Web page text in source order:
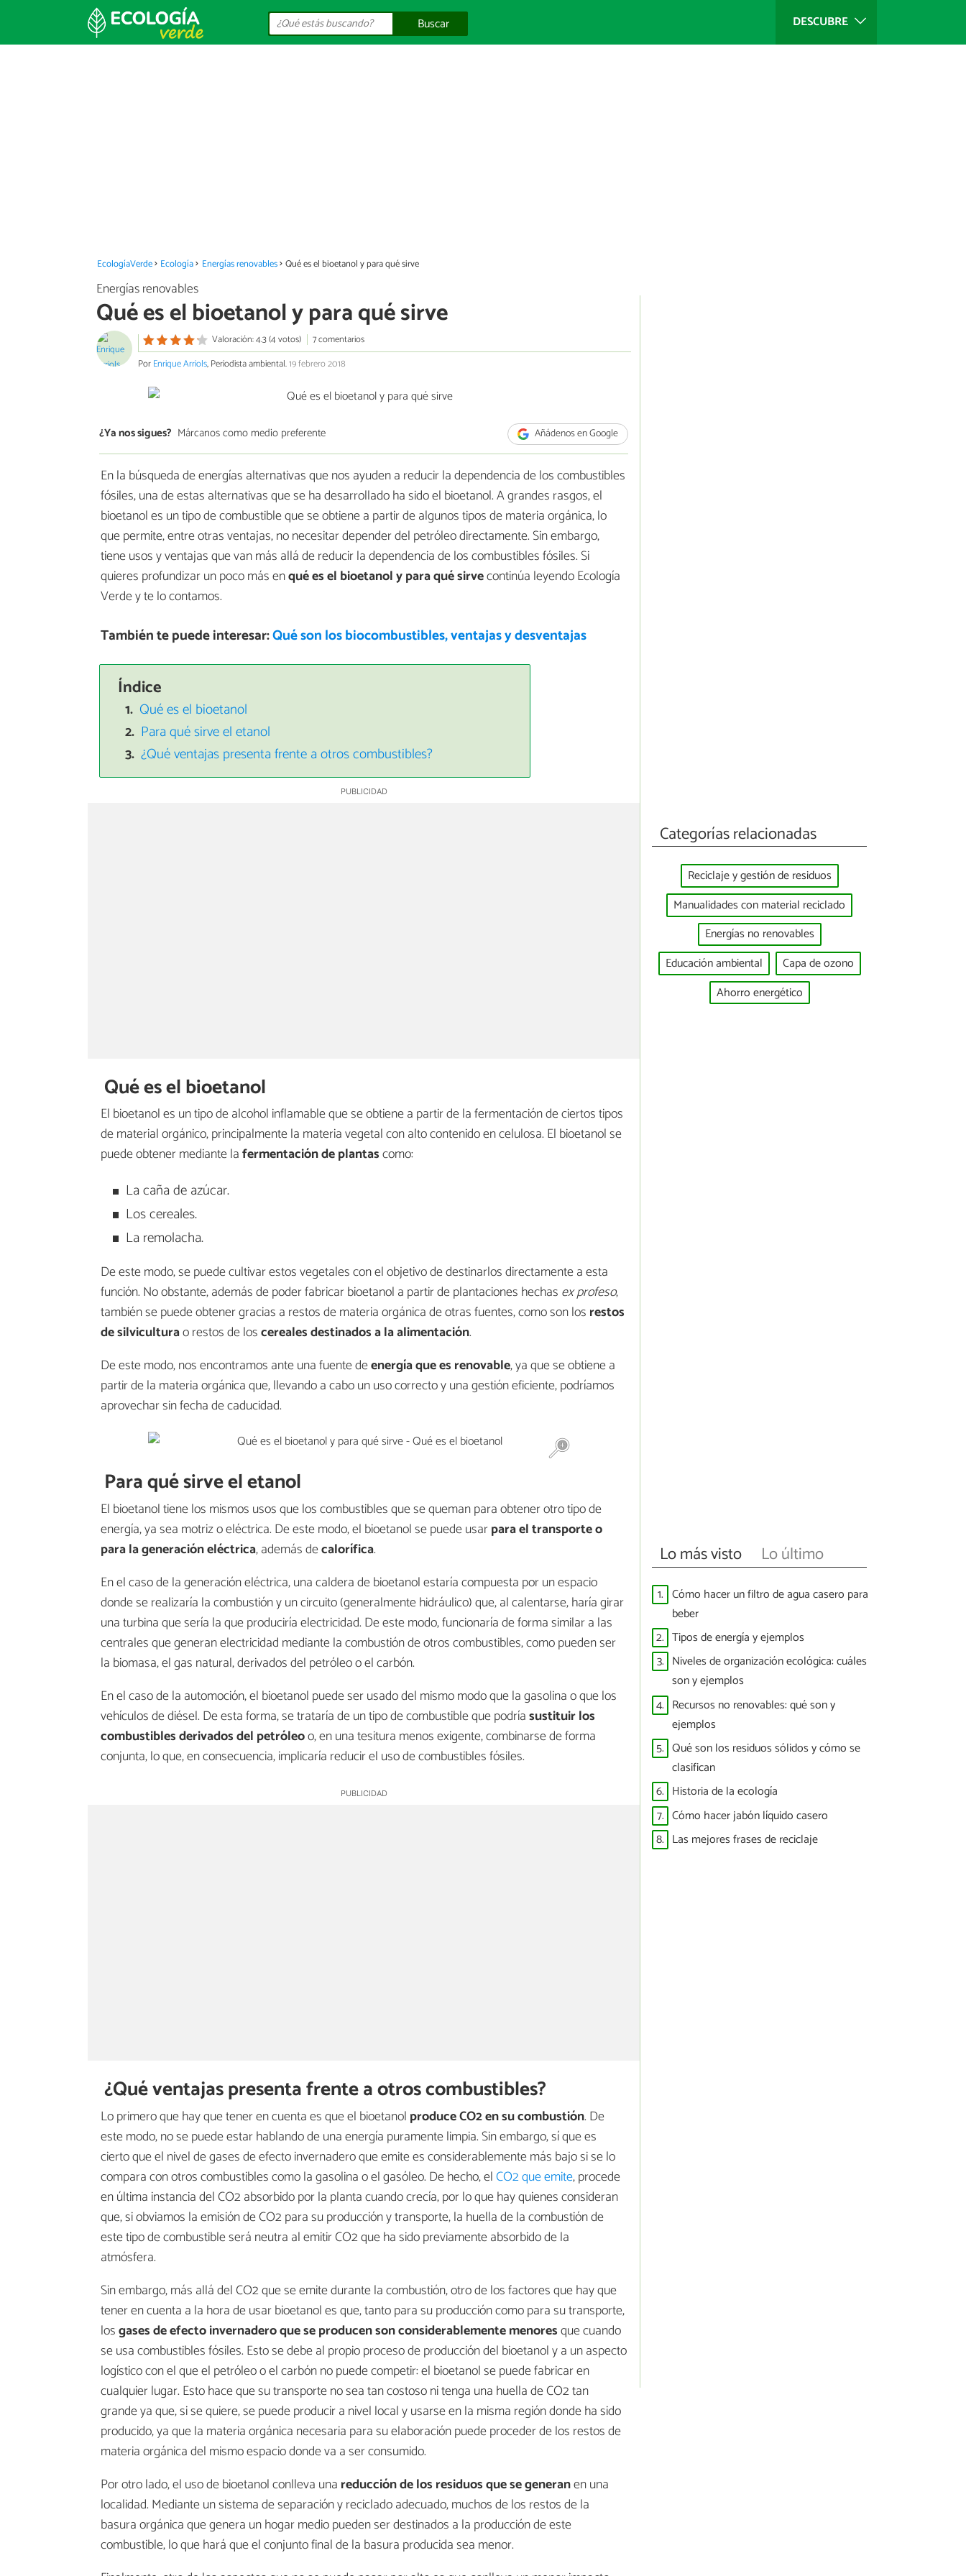
DESCUBRE
Buscar
EcologíaVerde Ecología Energías renovables Qué es el bioetanol y para qué sirve
Energías renovables
Qué es el bioetanol y para qué sirve
Valoración: 4.3 (4 votos)
7 comentarios
PorEnrique Arriols, Periodista ambiental.19 febrero 2018
¿Ya nos sigues? Márcanos como medio preferente Añádenos en Google
En la búsqueda de energías alternativas que nos ayuden a reducir la dependencia de los combustibles
fósiles, una de estas alternativas que se ha desarrollado ha sido el bioetanol. A grandes rasgos, el
bioetanol es un tipo de combustible que se obtiene a partir de algunos tipos de materia orgánica, lo
que permite, entre otras ventajas, no necesitar depender del petróleo directamente. Sin embargo,
tiene usos y ventajas que van más allá de reducir la dependencia de los combustibles fósiles. Si
quieres profundizar un poco más enqué es el bioetanol y para qué sirvecontinúa leyendo Ecología
Verde y te lo contamos.
También te puede interesar:Qué son los biocombustibles, ventajas y desventajas
Índice
Qué es el bioetanol
Para qué sirve el etanol
¿Qué ventajas presenta frente a otros combustibles?
Qué es el bioetanol
El bioetanol es un tipo de alcohol inflamable que se obtiene a partir de la fermentación de ciertos tipos
de material orgánico, principalmente la materia vegetal con alto contenido en celulosa. El bioetanol se
puede obtener mediante lafermentación de plantascomo:
La caña de azúcar.
Los cereales.
La remolacha.
De este modo, se puede cultivar estos vegetales con el objetivo de destinarlos directamente a esta
función. No obstante, además de poder fabricar bioetanol a partir de plantaciones hechas ex profeso,
también se puede obtener gracias a restos de materia orgánica de otras fuentes, como son los restos
de silviculturao restos de loscereales destinados a la alimentación.
De este modo, nos encontramos ante una fuente deenergía que es renovable, ya que se obtiene a
partir de la materia orgánica que, llevando a cabo un uso correcto y una gestión eficiente, podríamos
aprovechar sin fecha de caducidad.
Para qué sirve el etanol
El bioetanol tiene los mismos usos que los combustibles que se queman para obtener otro tipo de
energía, ya sea motriz o eléctrica. De este modo, el bioetanol se puede usarpara el transporte o
para la generación eléctrica, además decalorífica.
En el caso de la generación eléctrica, una caldera de bioetanol estaría compuesta por un espacio
donde se realizaría la combustión y un circuito (generalmente hidráulico) que, al calentarse, haría girar
una turbina que sería la que produciría electricidad. De este modo, funcionaría de forma similar a las
centrales que generan electricidad mediante la combustión de otros combustibles, como pueden ser
la biomasa, el gas natural, derivados del petróleo o el carbón.
En el caso de la automoción, el bioetanol puede ser usado del mismo modo que la gasolina o que los
vehículos de diésel. De esta forma, se trataría de un tipo de combustible que podríasustituir los
combustibles derivados del petróleoo, en una tesitura menos exigente, combinarse de forma
conjunta, lo que, en consecuencia, implicaría reducir el uso de combustibles fósiles.
¿Qué ventajas presenta frente a otros combustibles?
Lo primero que hay que tener en cuenta es que el bioetanol produce CO2 en su combustión. De
este modo, no se puede estar hablando de una energía puramente limpia. Sin embargo, sí que es
cierto que el nivel de gases de efecto invernadero que emite es considerablemente más bajo si se lo
compara con otros combustibles como la gasolina o el gasóleo. De hecho, elCO2 que emite, procede
en última instancia del CO2 absorbido por la planta cuando crecía, por lo que hay quienes consideran
que, si obviamos la emisión de CO2 para su producción y transporte, la huella de la combustión de
este tipo de combustible será neutra al emitir CO2 que ha sido previamente absorbido de la
atmósfera.
Sin embargo, más allá del CO2 que se emite durante la combustión, otro de los factores que hay que
tener en cuenta a la hora de usar bioetanol es que, tanto para su producción como para su transporte,
losgases de efecto invernadero que se producen son considerablemente menoresque cuando
se usa combustibles fósiles. Esto se debe al propio proceso de producción del bioetanol y a un aspecto
logístico con el que el petróleo o el carbón no puede competir: el bioetanol se puede fabricar en
cualquier lugar. Esto hace que su transporte no sea tan costoso ni tenga una huella de CO2 tan
grande ya que, si se quiere, se puede producir a nivel local y usarse en la misma región donde ha sido
producido, ya que la materia orgánica necesaria para su elaboración puede proceder de los restos de
materia orgánica del mismo espacio donde va a ser consumido.
Por otro lado, el uso de bioetanol conlleva una reducción de los residuos que se generanen una
localidad. Mediante un sistema de separación y reciclado adecuado, muchos de los restos de la
basura orgánica que genera un hogar medio pueden ser destinados a la producción de este
combustible, lo que hará que el conjunto final de la basura producida sea menor.
Categorías relacionadas
Reciclaje y gestión de residuos
Manualidades con material reciclado
Energías no renovables
Educación ambiental
Capa de ozono
Ahorro energético
Lo más visto Lo último
1. Cómo hacer un filtro de agua casero para
beber
2. Tipos de energía y ejemplos
3. Niveles de organización ecológica: cuáles
son y ejemplos
4. Recursos no renovables: qué son y
ejemplos
5. Qué son los residuos sólidos y cómo se
clasifican
6. Historia de la ecología
7. Cómo hacer jabón líquido casero
8. Las mejores frases de reciclaje